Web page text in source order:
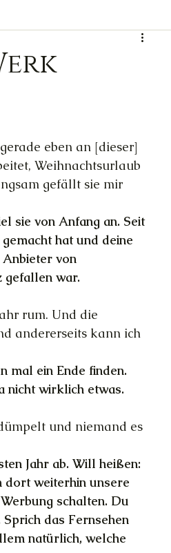
eben an [dieser]
Weihnachtsurlaub
gefällt sie mir
sie von Anfang an. Seit
hat und deine
von
gefallen war.
rum. Und die
andererseits kann ich
mal ein Ende finden.
nicht wirklich etwas.
und niemand es
Jahr ab. Will heißen:
weiterhin unsere
schalten. Du
das Fernsehen
natürlich, welche